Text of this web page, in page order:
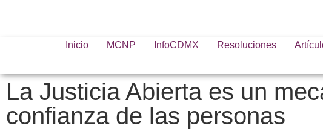
Inicio MCNP InfoCDMX Resoluciones
La Justicia Abierta es un
confianza de las personas